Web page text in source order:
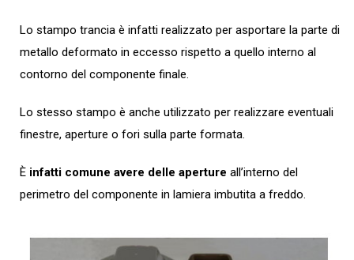
Lo stampo trancia è infatti realizzato per asportare la parte di
metallo deformato in eccesso rispetto a quello interno al
contorno del componente finale.
Lo stesso stampo è anche utilizzato per realizzare eventuali
finestre, aperture o fori sulla parte formata.
È infatti comune avere delle aperture all’interno del
perimetro del componente in lamiera imbutita a freddo.